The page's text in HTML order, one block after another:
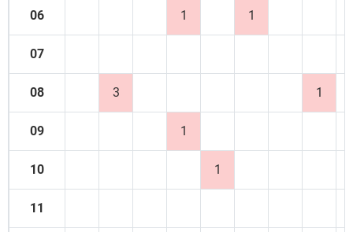
06 1 1
07
08 3 1
09 1
10 1
11